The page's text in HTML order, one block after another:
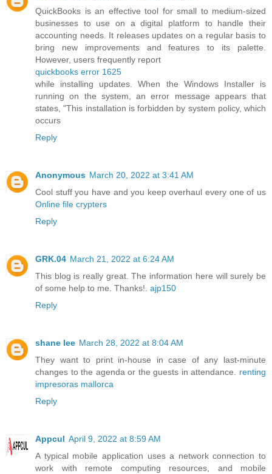
QuickBooks is an effective tool for small to medium-sized
businesses to use on a digital platform to handle their
accounting needs. It releases updates on a regular basis to
bring new improvements and features to its palette.
However, users frequently report
quickbooks error 1625
while installing updates. When the Windows Installer is
running on the system, an error message appears that
states, "This installation is forbidden by system policy, which
occurs
Reply
Anonymous March 20, 2022 at 3:41 AM
Cool stuff you have and you keep overhaul every one of us
Online file crypters
Reply
GRK.04 March 21, 2022 at 6:24 AM
This blog is really great. The information here will surely be
of some help to me. Thanks!. ajp150
Reply
shane lee March 28, 2022 at 8:04 AM
They want to print in-house in case of any last-minute
changes to the agenda or the guests in attendance. renting
impresoras mallorca
Reply
Appcul April 9, 2022 at 8:59 AM
A typical mobile application uses a network connection to
work with remote computing resources, and mobile